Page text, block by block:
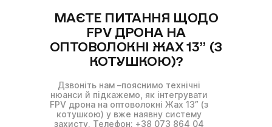
МАЄТЕ ПИТАННЯ ЩОДО
FPV ДРОНА НА
ОПТОВОЛОКНІ ЖАХ 13” (З
КОТУШКОЮ)?
Дзвоніть нам –пояснимо технічні
нюанси й підкажемо, як інтегрувати
FPV дрона на оптоволокні Жах 13” (з
котушкою) у вже наявну систему
захисту. Телефон: +38 073 864 04